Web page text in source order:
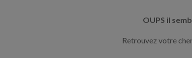
OUPS il
Retrouvez votre